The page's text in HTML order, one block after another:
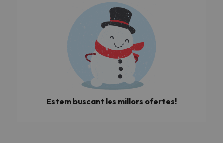
Estem buscant les millors ofertes!